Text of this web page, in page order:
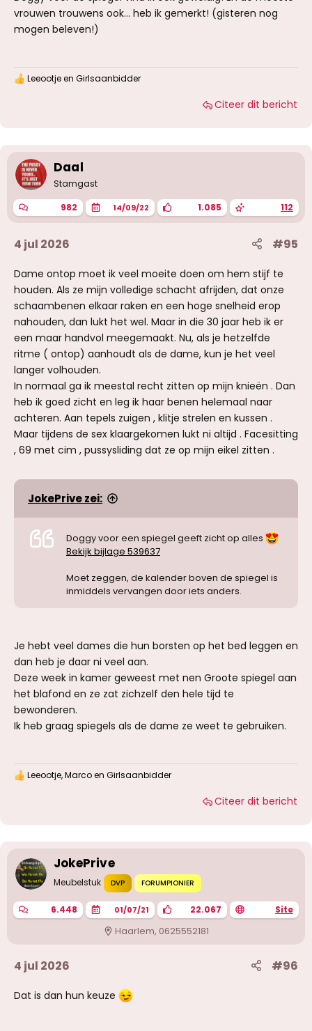
vrouwen trouwens ook... heb ik gemerkt! (gisteren nog
mogen beleven!)
W
n
g
n
:
Leeootjeen Girlsaanbidder
Citeer dit bericht
Daal
Stamgast
982 14/09/22 1.085 112
4 jul 2026 #95
Dame ontop moet ik veel moeite doen om hem stijf te
houden. Als ze mijn volledige schacht afrijden, dat onze
schaambenen elkaar raken en een hoge snelheid erop
nahouden, dan lukt het wel. Maar in die 30 jaar heb ik er
een maar handvol meegemaakt. Nu, als je hetzelfde
ritme ( ontop) aanhoudt als de dame, kun je het veel
langer volhouden.
In normaal ga ik meestal recht zitten op mijn knieën . Dan
heb ik goed zicht en leg ik haar benen helemaal naar
achteren. Aan tepels zuigen , klitje strelen en kussen .
Maar tijdens de sex klaargekomen lukt ni altijd . Facesitting
, 69 met cim , pussysliding dat ze op mijn eikel zitten .
JokePrive zei:
Doggy voor een spiegel geeft zicht op alles
Bekijk bijlage 539637
Moet zeggen, de kalender boven de spiegel is
inmiddels vervangen door iets anders.
Je hebt veel dames die hun borsten op het bed leggen en
dan heb je daar ni veel aan.
Deze week in kamer geweest met nen Groote spiegel aan
het blafond en ze zat zichzelf den hele tijd te
bewonderen.
Ik heb graag spiegels als de dame ze weet te gebruiken.
W
n
g
n
:
Leeootje,Marcoen Girlsaanbidder
Citeer dit bericht
JokePrive
Meubelstuk DVP FORUMPIONIER
6.448 01/07/21 22.067 Site
Haarlem, 0625552181
4 jul 2026 #96
Dat is dan hun keuze